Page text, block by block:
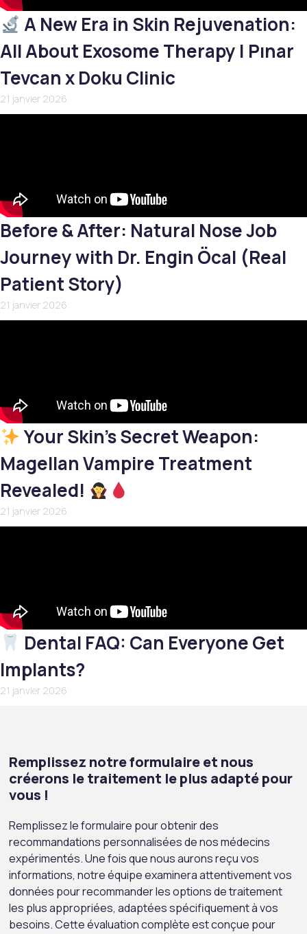
A New Era in Skin Rejuvenation:
All About Exosome Therapy | Pınar
Tevcan x Doku Clinic
21 janvier 2026
Before & After: Natural Nose Job
Journey with Dr. Engin Öcal (Real
Patient Story)
21 janvier 2026
Your Skin’s Secret Weapon:
Magellan Vampire Treatment
Revealed!
21 janvier 2026
Dental FAQ: Can Everyone Get
Implants?
21 janvier 2026
Remplissez notre formulaire et nous
créerons le traitement le plus adapté pour
vous !
Remplissez le formulaire pour obtenir des
recommandations personnalisées de nos médecins
expérimentés. Une fois que nous aurons reçu vos
informations, notre équipe examinera attentivement vos
données pour recommander les options de traitement
les plus appropriées, adaptées spécifiquement à vos
besoins. Cette évaluation complète est conçue pour